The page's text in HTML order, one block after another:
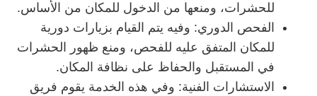
للحشرات، ومنعها من الدخول للمكان من الأساس.
الفحص الدوري: وفيه يتم القيام بزيارات دورية
للمكان المتفق عليه للفحص، ومنع ظهور الحشرات
في المستقبل والحفاظ على نظافة المكان.
الاستشارات الفنية: وفي هذه الخدمة يقوم فريق